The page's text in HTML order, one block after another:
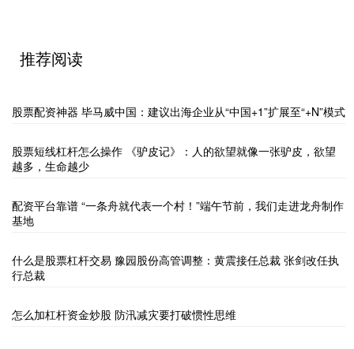
推荐阅读
股票配资神器 毕马威中国：建议出海企业从“中国+1”扩展至“+N”模式
股票短线杠杆怎么操作 《驴皮记》：人的欲望就像一张驴皮，欲望
越多，生命越少
配资平台靠谱 “一条舟就代表一个村！”端午节前，我们走进龙舟制作
基地
什么是股票杠杆交易 豫园股份高管调整：黄震接任总裁 张剑改任执
行总裁
怎么加杠杆资金炒股 防汛减灾要打破惯性思维